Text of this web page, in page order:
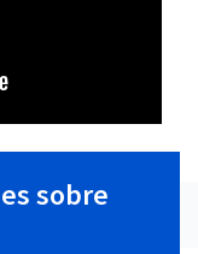
sobre